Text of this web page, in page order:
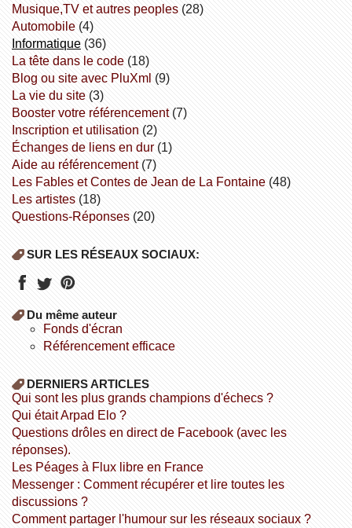
Musique,TV et autres peoples(28)
Automobile(4)
informatique(36)
la tête dans le code(18)
Blog ou site avec PluXml (9)
la vie du site(3)
booster votre référencement(7)
inscription et utilisation (2)
échanges de liens en dur(1)
aide au référencement(7)
Les Fables et Contes de Jean de La Fontaine(48)
Les artistes(18)
Questions-Réponses(20)
SUR LES RÉSEAUX SOCIAUX:
Du même auteur
fonds d'écran
référencement efficace
DERNIERS ARTICLES
Qui sont les plus grands champions d'échecs ?
Qui était Arpad Elo ?
Questions drôles en direct de Facebook (avec les
réponses).
Les Péages à Flux libre en France
Messenger : Comment récupérer et lire toutes les
discussions ?
Comment partager l'humour sur les réseaux sociaux ?